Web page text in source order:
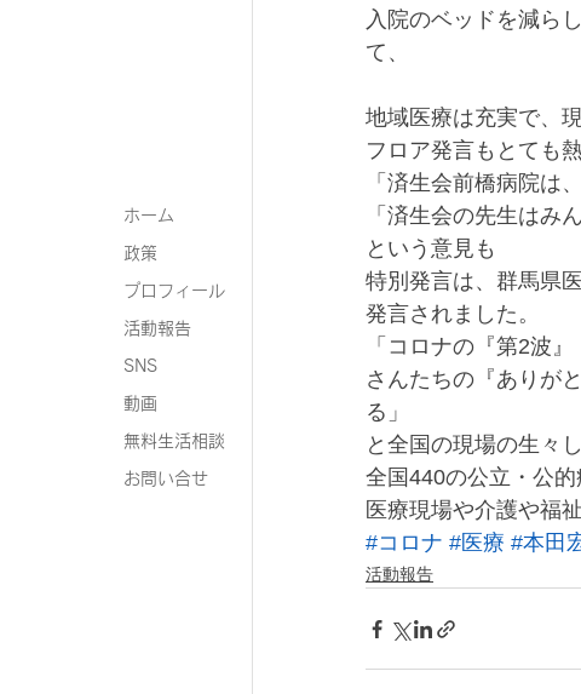
ホーム
政策
プロフィール
活動報告
SNS
動画
無料生活相談
お問い合せ
入院のベッドを減ら
て、
地域医療は充実で、
フロア発言もとても
「済生会前橋病院は
「済生会の先生はみ
という意見も
特別発言は、群馬県
発言されました。
「コロナの『第2波
さんたちの『ありが
る」
と全国の現場の生々
全国440の公立・公的
医療現場や介護や福
#コロナ #医療 #本田
活動報告